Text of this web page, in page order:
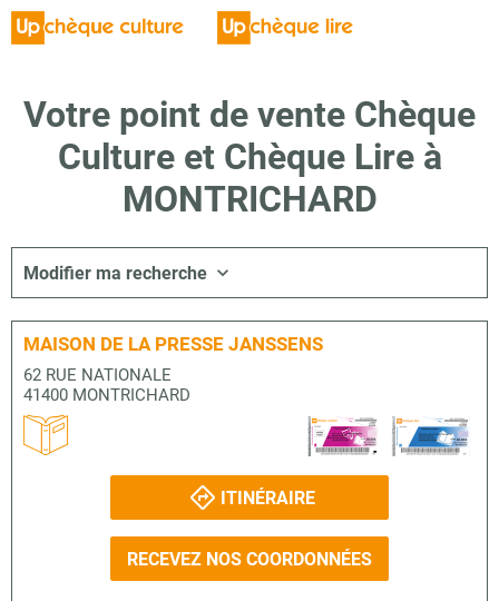
Votre point de vente Chèque
Culture et Chèque Lire à
MONTRICHARD
Modifier ma recherche
MAISON DE LA PRESSE JANSSENS
62 RUE NATIONALE
41400 MONTRICHARD
ITINÉRAIRE
RECEVEZ NOS COORDONNÉES